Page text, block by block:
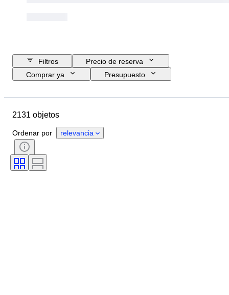
Filtros
Precio de reserva
Comprar ya
Presupuesto
Material
Tema
Técnica
Firma
Encuadernado
Idioma
2131 objetos
Ordenar por relevancia